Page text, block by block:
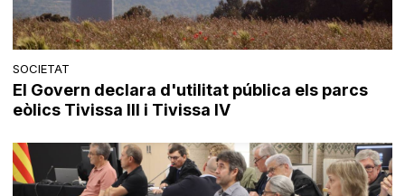
SOCIETAT
El Govern declara d'utilitat pública els parcs
eòlics Tivissa III i Tivissa IV